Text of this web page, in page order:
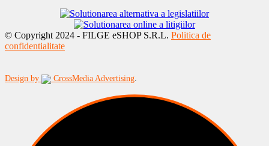
© Copyright 2024 - FILGE eSHOP S.R.L. Politica de
confidentialitate
Design by CrossMedia Advertising.